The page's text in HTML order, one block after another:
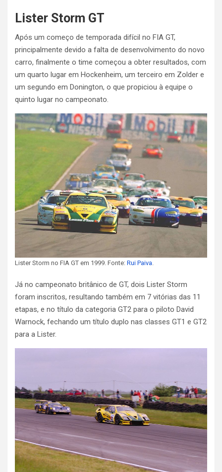
Lister Storm GT
Após um começo de temporada difícil no FIA GT,
principalmente devido a falta de desenvolvimento do novo
carro, finalmente o time começou a obter resultados, com
um quarto lugar em Hockenheim, um terceiro em Zolder e
um segundo em Donington, o que propiciou à equipe o
quinto lugar no campeonato.
Lister Storm no FIA GT em 1999. Fonte: Rui Paiva.
Já no campeonato britânico de GT, dois Lister Storm
foram inscritos, resultando também em 7 vitórias das 11
etapas, e no título da categoria GT2 para o piloto David
Warnock, fechando um título duplo nas classes GT1 e GT2
para a Lister.